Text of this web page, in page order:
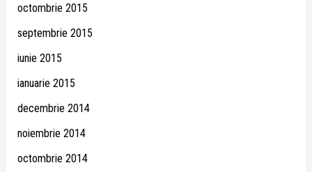
octombrie 2015
septembrie 2015
iunie 2015
ianuarie 2015
decembrie 2014
noiembrie 2014
octombrie 2014